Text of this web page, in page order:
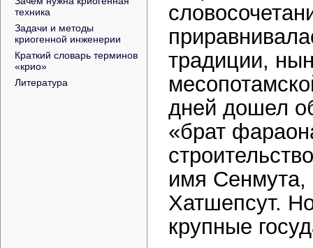
техника
Задачи и методы
криогенной инженерии
Краткий словарь терминов
«крио»
Литература
традиции,
дней дошел
«брат
имя Сенмута,
Хатшепсут.
крупные